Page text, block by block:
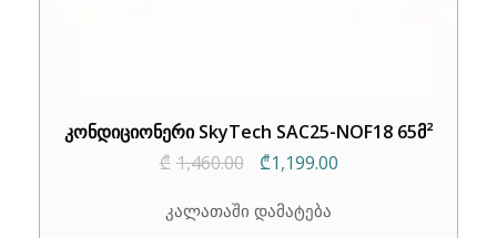
კონდიციონერი SkyTech SAC25-NOF18 65მ²
₾ 1,460.00
Original
was:
₾1,199.00Current
კალათაში დამატება